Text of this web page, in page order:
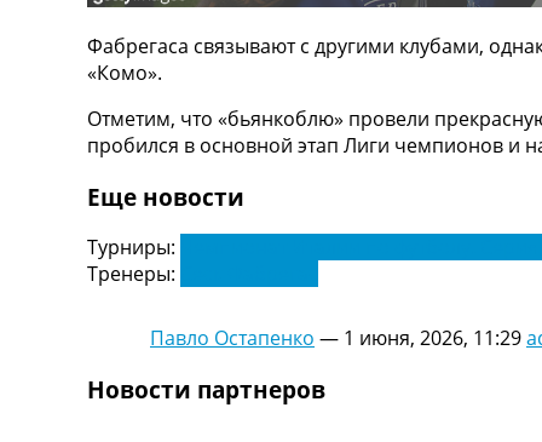
ТВ программа
RU
UA
Categories
Главная
Последние комментарии
Конкурс прогнозов
Рейтинги
Фабрегаса связывают с другими клубами,
«Комо».
Отметим, что «бьянкоблю» провели
пробился в основной этап Лиги чемпионов и
Еще новости
Турниры:
Тренеры:
Павло Остапенко — 1 июня, 2026, 11:29
Новости партнеров